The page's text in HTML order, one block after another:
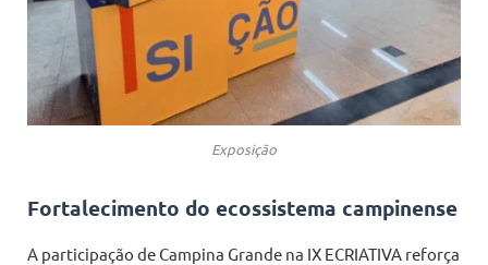
Exposição
Fortalecimento do ecossistema campinense
A participação de Campina Grande na IX ECRIATIVA reforça